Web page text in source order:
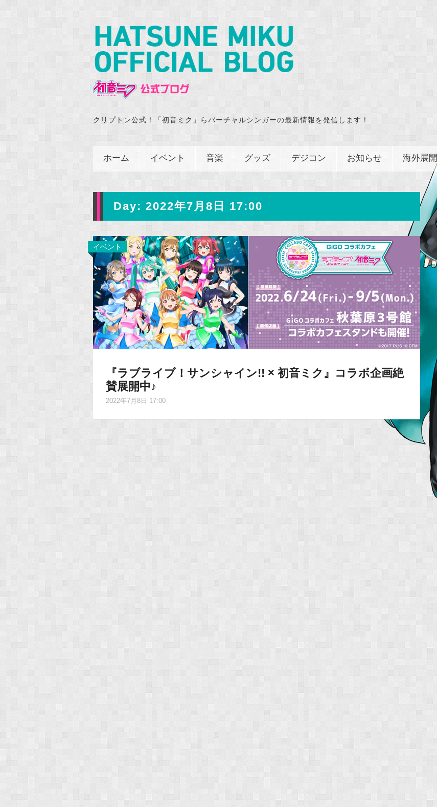
クリプトン公式！「初音ミク」らバーチャルシンガーの最新情報を発信します！
ホーム イベント 音楽 グッズ デジコン お知らせ 海外展開
Day: 2022年7月8日 17:00
イベント
『ラブライブ！サンシャイン!! × 初音ミク』コラボ企画絶
賛展開中♪
2022年7月8日 17:00